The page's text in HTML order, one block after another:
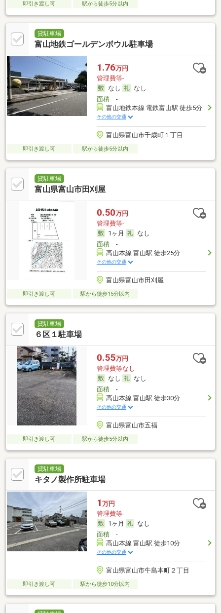
即引き渡し可 駅から徒歩5分以内
貸駐車場
富山地鉄ゴールデンボウル駐車場
1.76万円
管理費等-
なし
なし
面積-
富山地鉄本線 電鉄富山駅 徒歩5分
その他の交通
富山県富山市千歳町１丁目
即引き渡し可 駅から徒歩5分以内
貸駐車場
富山県富山市田刈屋
0.50万円
管理費等-
1ヶ月
なし
面積-
高山本線 富山駅 徒歩25分
その他の交通
富山県富山市田刈屋
即引き渡し可 駅から徒歩15分以内
貸駐車場
６区１駐車場
0.55万円
管理費等なし
なし
なし
面積-
高山本線 富山駅 徒歩30分
その他の交通
富山県富山市五福
即引き渡し可 駅から徒歩5分以内
貸駐車場
キタノ製作所駐車場
1 万円
管理費等-
1ヶ月
なし
面積-
高山本線 富山駅 徒歩10分
その他の交通
富山県富山市牛島本町２丁目
即引き渡し可 駅から徒歩10分以内